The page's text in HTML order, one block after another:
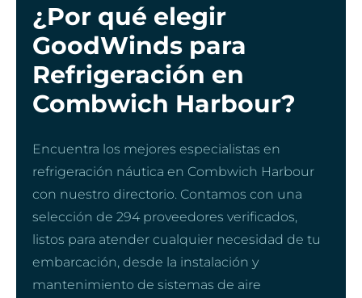
¿Por qué elegir
GoodWinds para
Refrigeración en
Combwich Harbour?
Encuentra los mejores especialistas en
refrigeración náutica en Combwich Harbour
con nuestro directorio. Contamos con una
selección de 294 proveedores verificados,
listos para atender cualquier necesidad de tu
embarcación, desde la instalación y
mantenimiento de sistemas de aire